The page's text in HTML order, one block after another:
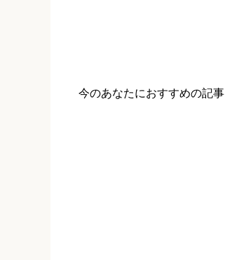
今のあなたにおすすめの記事